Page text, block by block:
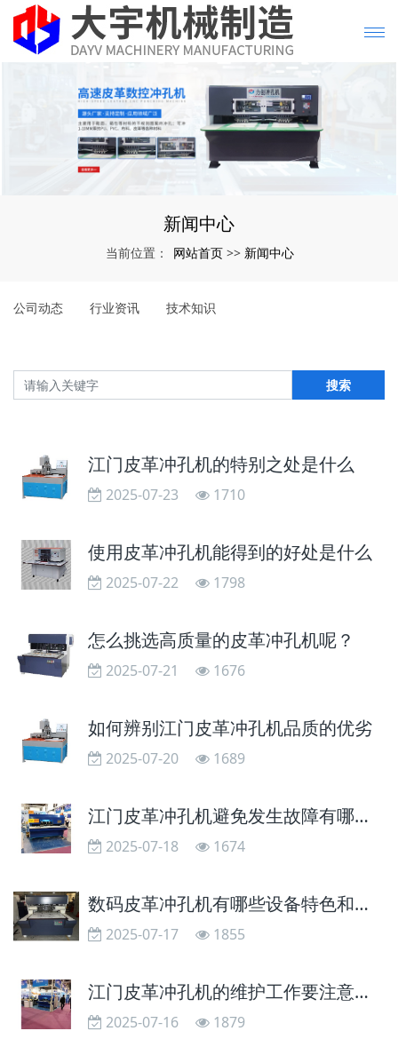
新闻中心
当前位置： 网站首页 >> 新闻中心
公司动态 行业资讯 技术知识
搜索
江门皮革冲孔机的特别之处是什么
2025-07-23 1710
使用皮革冲孔机能得到的好处是什么
2025-07-22 1798
怎么挑选高质量的皮革冲孔机呢？
2025-07-21 1676
如何辨别江门皮革冲孔机品质的优劣
2025-07-20 1689
江门皮革冲孔机避免发生故障有哪些做法
2025-07-18 1674
数码皮革冲孔机有哪些设备特色和优势特点
2025-07-17 1855
江门皮革冲孔机的维护工作要注意什么
2025-07-16 1879